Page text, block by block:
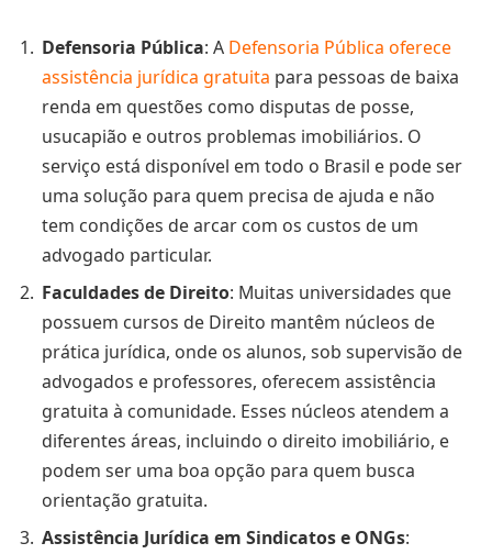
Defensoria Pública: A Defensoria Pública oferece
assistência jurídica gratuita para pessoas de baixa
renda em questões como disputas de posse,
usucapião e outros problemas imobiliários. O
serviço está disponível em todo o Brasil e pode ser
uma solução para quem precisa de ajuda e não
tem condições de arcar com os custos de um
advogado particular.
Faculdades de Direito: Muitas universidades que
possuem cursos de Direito mantêm núcleos de
prática jurídica, onde os alunos, sob supervisão de
advogados e professores, oferecem assistência
gratuita à comunidade. Esses núcleos atendem a
diferentes áreas, incluindo o direito imobiliário, e
podem ser uma boa opção para quem busca
orientação gratuita.
Assistência Jurídica em Sindicatos e ONGs: